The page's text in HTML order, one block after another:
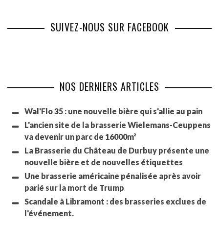
SUIVEZ-NOUS SUR FACEBOOK
NOS DERNIERS ARTICLES
Wal'Flo 35 : une nouvelle bière qui s'allie au pain
L'ancien site de la brasserie Wielemans-Ceuppens
va devenir un parc de 16000m²
La Brasserie du Château de Durbuy présente une
nouvelle bière et de nouvelles étiquettes
Une brasserie américaine pénalisée après avoir
parié sur la mort de Trump
Scandale à Libramont : des brasseries exclues de
l'événement.